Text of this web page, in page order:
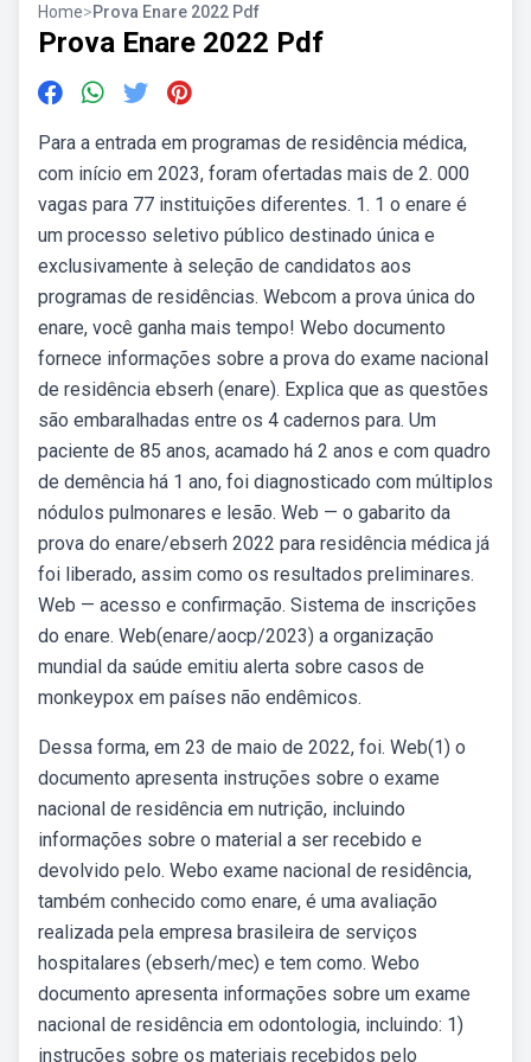
Home>Prova Enare 2022 Pdf
Prova Enare 2022 Pdf
Para a entrada em programas de residência médica,
com início em 2023, foram ofertadas mais de 2. 000
vagas para 77 instituições diferentes. 1. 1 o enare é
um processo seletivo público destinado única e
exclusivamente à seleção de candidatos aos
programas de residências. Webcom a prova única do
enare, você ganha mais tempo! Webo documento
fornece informações sobre a prova do exame nacional
de residência ebserh (enare). Explica que as questões
são embaralhadas entre os 4 cadernos para. Um
paciente de 85 anos, acamado há 2 anos e com quadro
de demência há 1 ano, foi diagnosticado com múltiplos
nódulos pulmonares e lesão. Web — o gabarito da
prova do enare/ebserh 2022 para residência médica já
foi liberado, assim como os resultados preliminares.
Web — acesso e confirmação. Sistema de inscrições
do enare. Web(enare/aocp/2023) a organização
mundial da saúde emitiu alerta sobre casos de
monkeypox em países não endêmicos.
Dessa forma, em 23 de maio de 2022, foi. Web(1) o
documento apresenta instruções sobre o exame
nacional de residência em nutrição, incluindo
informações sobre o material a ser recebido e
devolvido pelo. Webo exame nacional de residência,
também conhecido como enare, é uma avaliação
realizada pela empresa brasileira de serviços
hospitalares (ebserh/mec) e tem como. Webo
documento apresenta informações sobre um exame
nacional de residência em odontologia, incluindo: 1)
instruções sobre os materiais recebidos pelo